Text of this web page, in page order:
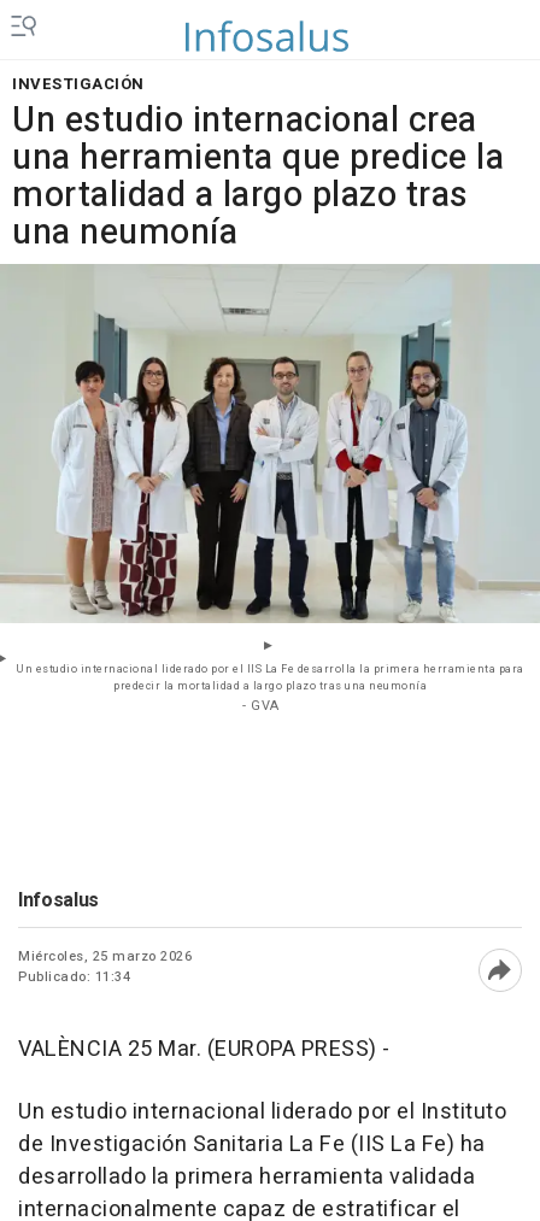
INVESTIGACIÓN
Un estudio internacional crea
una herramienta que predice la
mortalidad a largo plazo tras
una neumonía
Un estudio internacional liderado por el IIS La Fe desarrolla la primera herramienta para
predecir la mortalidad a largo plazo tras una neumonía
- GVA
Infosalus
Miércoles, 25 marzo 2026
Publicado: 11:34
VALÈNCIA 25 Mar. (EUROPA PRESS) -
Un estudio internacional liderado por el Instituto
de Investigación Sanitaria La Fe (IIS La Fe) ha
desarrollado la primera herramienta validada
internacionalmente capaz de estratificar el